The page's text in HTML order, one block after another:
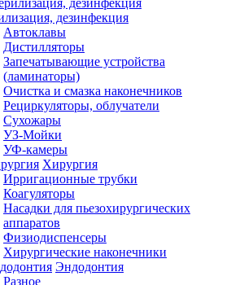
дезинфекция
Автоклавы
Дистилляторы
Запечатывающие устройства
(ламинаторы)
Очистка и смазка наконечников
Рециркуляторы, облучатели
Сухожары
УЗ-Мойки
УФ-камеры
Хирургия
Ирригационные трубки
Коагуляторы
Насадки для пьезохирургических
аппаратов
Физиодиспенсеры
Хирургические наконечники
Эндодонтия
Разное